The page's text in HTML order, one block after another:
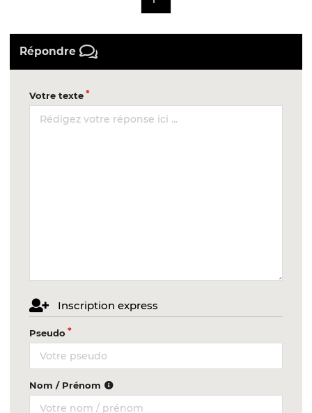
Répondre
Votre texte
Inscription express
Pseudo
Nom / Prénom